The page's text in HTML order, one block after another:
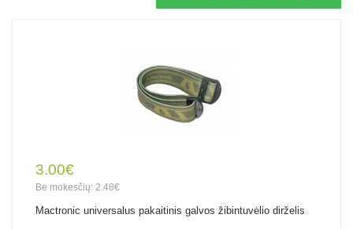
3.00€
Be mokesčių: 2.48€
Mactronic universalus pakaitinis galvos žibintuvėlio dirželis